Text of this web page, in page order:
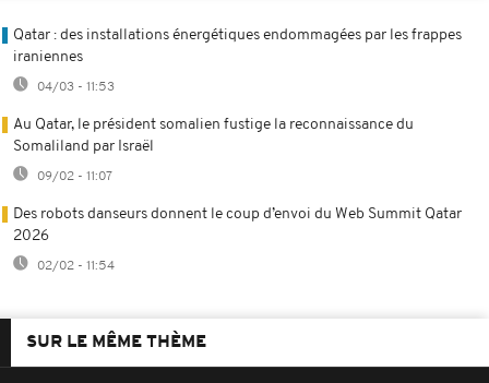
Qatar : des installations énergétiques endommagées par les frappes
iraniennes
04/03 - 11:53
Au Qatar, le président somalien fustige la reconnaissance du
Somaliland par Israël
09/02 - 11:07
Des robots danseurs donnent le coup d’envoi du Web Summit Qatar
2026
02/02 - 11:54
SUR LE MÊME THÈME